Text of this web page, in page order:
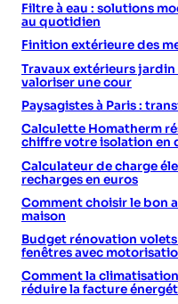
Filtre à eau : solutions
au quotidien
Finition extérieure des
Travaux extérieurs
valoriser une cour
Paysagistes à Paris :
Calculette Homatherm
chiffre votre isolation en
Calculateur de charge
recharges en euros
Comment choisir le bon
maison
Budget rénovation
fenêtres avec
Comment la
réduire la facture